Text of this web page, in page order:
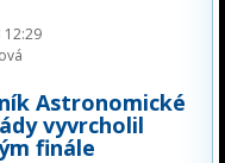
12:29
Astronomické
vyvrcholil
finále